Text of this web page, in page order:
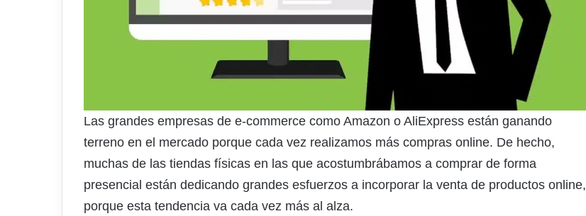
Las grandes empresas de e-commerce como Amazon o AliExpress están ganando
terreno en el mercado porque cada vez realizamos más compras online. De hecho,
muchas de las tiendas físicas en las que acostumbrábamos a comprar de forma
presencial están dedicando grandes esfuerzos a incorporar la venta de productos online,
porque esta tendencia va cada vez más al alza.